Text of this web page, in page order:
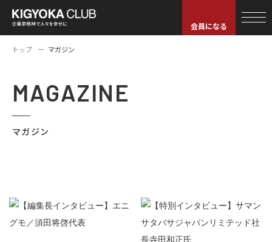
会員になる
トップ マガジン
MAGAZINE
マガジン